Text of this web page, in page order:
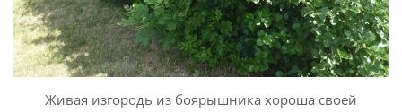
Живая изгородь из боярышника хороша своей